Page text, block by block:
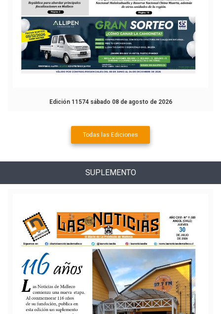
Edición 11574 sábado 08 de agosto de 2026
Todas las Ediciones
SUPLEMENTO